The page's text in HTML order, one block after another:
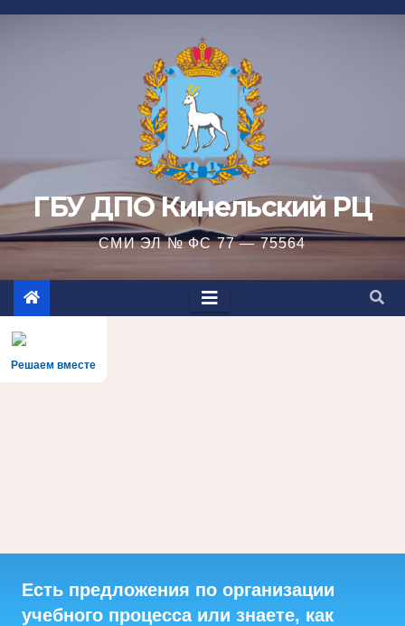
Перейти
ГБУ ДПО Кинельский РЦ
СМИ ЭЛ № ФС 77 — 75564
Решаем вместе
Есть предложения по организации
учебного процесса или знаете, как